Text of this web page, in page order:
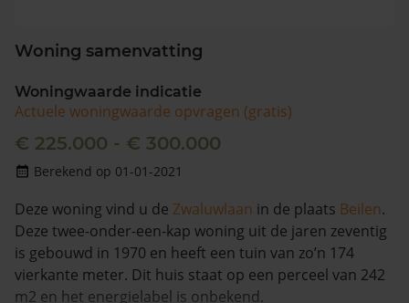
Woning samenvatting
Woningwaarde indicatie
Actuele woningwaarde opvragen (gratis)
€ 225.000 - € 300.000
Berekend op 01-01-2021
Deze woning vind u de Zwaluwlaan in de plaats Beilen.
Deze twee-onder-een-kap woning uit de jaren zeventig
is gebouwd in 1970 en heeft een tuin van zo’n 174
vierkante meter. Dit huis staat op een perceel van 242
m2 en het energielabel is onbekend.